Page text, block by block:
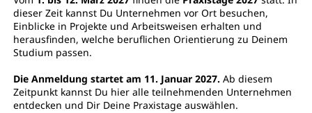
dieser Zeit kannst Du Unternehmen vor Ort besuchen,
Einblicke in Projekte und Arbeitsweisen erhalten und
herausfinden, welche beruflichen Orientierung zu Deinem
Studium passen.
Die Anmeldung startet am 11. Januar 2027. Ab diesem
Zeitpunkt kannst Du hier alle teilnehmenden Unternehmen
entdecken und Dir Deine Praxistage auswählen.